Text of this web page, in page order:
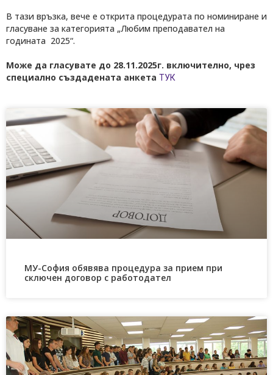
В тази връзка, вече е открита процедурата по номиниране и
гласуване за категорията „Любим преподавател на
годината 2025“.
Може да гласувате до 28.11.2025г. включително, чрез
специално създадената анкета ТУК
МУ-София обявява процедура за прием при
сключен договор с работодател